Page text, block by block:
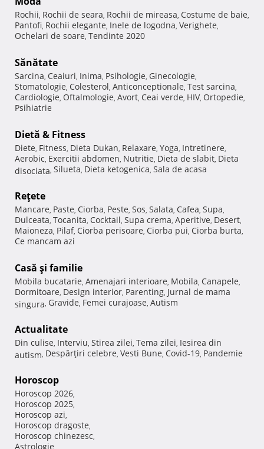
Rochii, Rochii de seara, Rochii de mireasa, Costume de baie,
Pantofi, Rochii elegante, Inele de logodna, Verighete,
Ochelari de soare, Tendinte 2020
Sănătate
Sarcina, Ceaiuri, Inima, Psihologie, Ginecologie,
Stomatologie, Colesterol, Anticonceptionale, Test sarcina,
Cardiologie, Oftalmologie, Avort, Ceai verde, HIV, Ortopedie,
Psihiatrie
Dietă & Fitness
Diete, Fitness, Dieta Dukan, Relaxare, Yoga, Intretinere,
Aerobic, Exercitii abdomen, Nutritie, Dieta de slabit, Dieta
disociata, Silueta, Dieta ketogenica, Sala de acasa
Reţete
Mancare, Paste, Ciorba, Peste, Sos, Salata, Cafea, Supa,
Dulceata, Tocanita, Cocktail, Supa crema, Aperitive, Desert,
Maioneza, Pilaf, Ciorba perisoare, Ciorba pui, Ciorba burta,
Ce mancam azi
Casă şi familie
Mobila bucatarie, Amenajari interioare, Mobila, Canapele,
Dormitoare, Design interior, Parenting, Jurnal de mama
singura, Gravide, Femei curajoase, Autism
Actualitate
Din culise, Interviu, Stirea zilei, Tema zilei, Iesirea din
autism, Despărţiri celebre, Vesti Bune, Covid-19, Pandemie
Horoscop
Horoscop 2026,
Horoscop 2025,
Horoscop azi,
Horoscop dragoste,
Horoscop chinezesc,
Astrologie